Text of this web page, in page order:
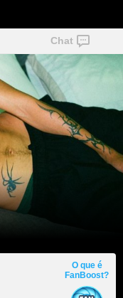
Chat
O que é
FanBoost?